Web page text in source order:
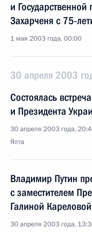
и
Захарченя с 75-
1 мая 2003 года, 00:00
30 апреля 2003
Состоялась
и Президента
30 апреля 2003 года,
Ялта
Владимир Путин
с заместителем
Галиной Кареловой
30 апреля 2003 года,